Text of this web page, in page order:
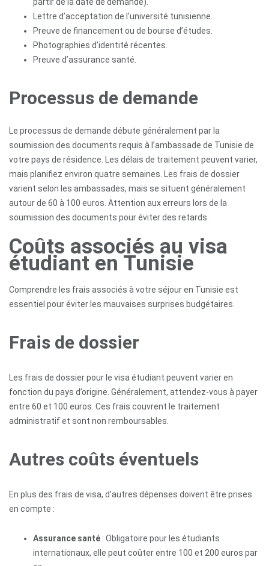
Professionnelles
Contactez-
nous
Lettre d’acceptation de l’université tunisienne.
Preuve de financement ou de bourse d’études.
Photographies d’identité récentes.
Preuve d’assurance santé.
Processus de demande
Le processus de demande débute généralement par la
soumission des documents requis à l’ambassade de Tunisie de
votre pays de résidence. Les délais de traitement peuvent varier,
mais planifiez environ quatre semaines. Les frais de dossier
varient selon les ambassades, mais se situent généralement
autour de 60 à 100 euros. Attention aux erreurs lors de la
soumission des documents pour éviter des retards.
Coûts associés au visa
étudiant en Tunisie
Comprendre les frais associés à votre séjour en Tunisie est
essentiel pour éviter les mauvaises surprises budgétaires.
Frais de dossier
Les frais de dossier pour le visa étudiant peuvent varier en
fonction du pays d’origine. Généralement, attendez-vous à payer
entre 60 et 100 euros. Ces frais couvrent le traitement
administratif et sont non remboursables.
Autres coûts éventuels
En plus des frais de visa, d’autres dépenses doivent être prises
en compte :
Assurance santé : Obligatoire pour les étudiants
internationaux, elle peut coûter entre 100 et 200 euros par